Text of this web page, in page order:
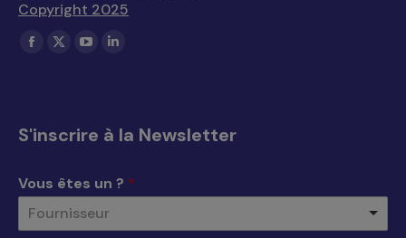
Copyright 2025
Trouvez nous sur :
La
dans
nouvelle
fenêtre
La
dans
nouvelle
fenêtre
La
dans
nouvelle
fenêtre
La
dans
nouvelle
S'inscrire à la Newsletter
Vous êtes un ? *
Fournisseur